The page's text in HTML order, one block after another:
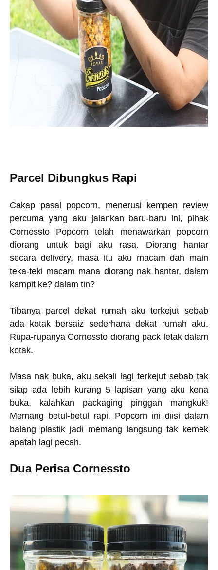
Parcel Dibungkus Rapi
Cakap pasal popcorn, menerusi kempen review
percuma yang aku jalankan baru-baru ini, pihak
Cornessto Popcorn telah menawarkan popcorn
diorang untuk bagi aku rasa. Diorang hantar
secara delivery, masa itu aku macam dah main
teka-teki macam mana diorang nak hantar, dalam
kampit ke? dalam tin?
Tibanya parcel dekat rumah aku terkejut sebab
ada kotak bersaiz sederhana dekat rumah aku.
Rupa-rupanya Cornessto diorang pack letak dalam
kotak.
Masa nak buka, aku sekali lagi terkejut sebab tak
silap ada lebih kurang 5 lapisan yang aku kena
buka, kalahkan packaging pinggan mangkuk!
Memang betul-betul rapi. Popcorn ini diisi dalam
balang plastik jadi memang langsung tak kemek
apatah lagi pecah.
Dua Perisa Cornessto